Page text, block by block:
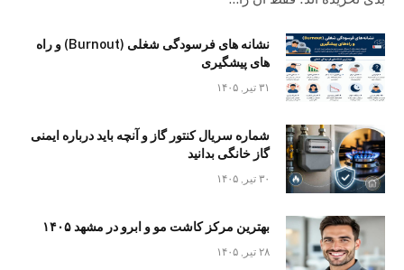
نشانه های فرسودگی شغلی (Burnout) و راه
های پیشگیری
۳۱ تیر, ۱۴۰۵
شماره سریال کنتور گاز و آنچه باید درباره ایمنی
گاز خانگی بدانید
۳۰ تیر, ۱۴۰۵
بهترین مرکز کاشت مو و ابرو در مشهد ۱۴۰۵
۲۸ تیر, ۱۴۰۵